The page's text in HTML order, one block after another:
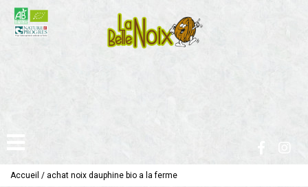
Accueil / achat noix dauphine bio a la ferme